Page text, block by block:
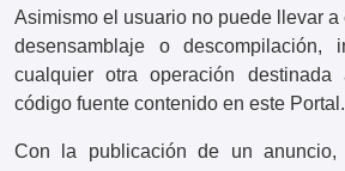
Asimismo el usuario no puede llevar
desensamblaje o descompilación,
cualquier otra operación destinada
código fuente contenido en este Portal.
Con la publicación de un anuncio,